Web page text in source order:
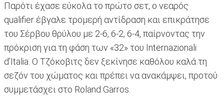
Παρότι έχασε εύκολα το πρώτο σετ, ο νεαρός
qualifier έβγαλε τρομερή αντίδραση και επικράτησε
του Σέρβου θρύλου με 2-6, 6-2, 6-4, παίρνοντας την
πρόκριση για τη φάση των «32» του Internazionali
d’Italia. Ο Τζόκοβιτς δεν ξεκίνησε καθόλου καλά τη
σεζόν του χώματος και πρέπει να ανακάμψει, προτού
συμμετάσχει στο Roland Garros.